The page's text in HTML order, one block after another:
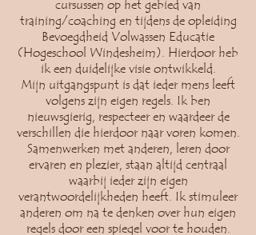
cursussen op het gebied van
training/coaching en tijdens de opleiding
Bevoegdheid Volwassen Educatie
(Hogeschool Windesheim). Hierdoor heb
ik een duidelijke visie ontwikkeld.
Mijn uitgangspunt is dat ieder mens leeft
volgens zijn eigen regels. Ik ben
nieuwsgierig, respecteer en waardeer de
verschillen die hierdoor naar voren komen.
Samenwerken met anderen, leren door
ervaren en plezier, staan altijd centraal
waarbij ieder zijn eigen
verantwoordelijkheden heeft. Ik stimuleer
anderen om na te denken over hun eigen
regels door een spiegel voor te houden.